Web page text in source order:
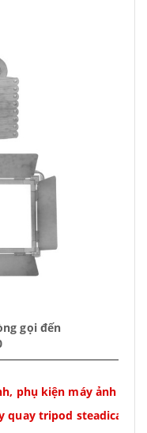
gọi đến
phụ kiện máy ảnh
quay tripod steadicam